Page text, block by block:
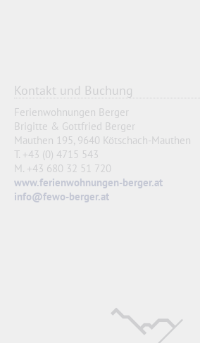
Kontakt und Buchung
Ferienwohnungen Berger
Brigitte & Gottfried Berger
Mauthen 195, 9640 Kötschach-Mauthen
T. +43 (0) 4715 543
M. +43 680 32 51 720
www.ferienwohnungen-berger.at
info@fewo-berger.at